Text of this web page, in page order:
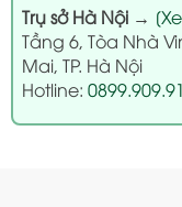
Trụ sở Hà Nội→
Tầng 6, Tòa Nhà
Mai, TP. Hà Nội
Hotline: